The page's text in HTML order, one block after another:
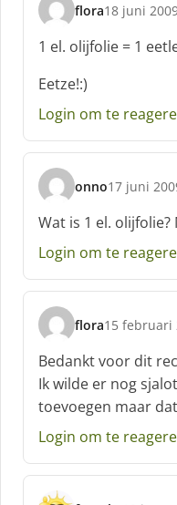
flora
s
c
h
r
e
:
18 juni
1 el. olijfolie = 1
Eetze!:)
Login om te
onno
s
c
h
r
e
f
:
17 juni
Wat is 1 el.
Login om te
flora
s
c
h
r
e
e
:
15 februari
Bedankt voor dit
Ik wilde er nog
toevoegen maar
Login om te